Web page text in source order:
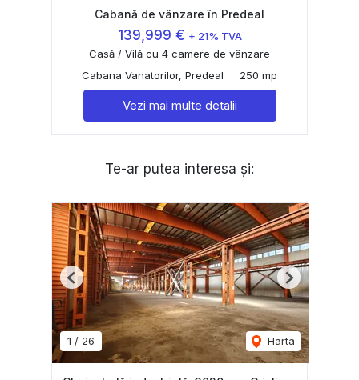
Cabană de vânzare în Predeal
139,999 € + 21% TVA
Casă / Vilă cu 4 camere de vânzare
Cabana Vanatorilor, Predeal
250 mp
Vezi mai multe detalii
Te-ar putea interesa și:
1 / 26 Harta
Previous Next